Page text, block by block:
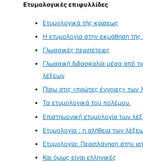
Ετυμολογικές επιφυλλίδες
Ετυμολογικά τής κρίσεως
Η ετυμολογία στην εκμάθηση
Γλωσσικές περιπέτειες
Γλωσσική διδασκαλία μέσα από
λέξεων
Πίσω στις «πρώτες έννοιες» των
Τα ετυμολογικά τού πολέμου.
Επιστημονική ετυμολογία των
Ετυμολογία : η αλήθεια των
Ετυμολογία: Περιπλάνηση στην
Και όμως είναι ελληνικές